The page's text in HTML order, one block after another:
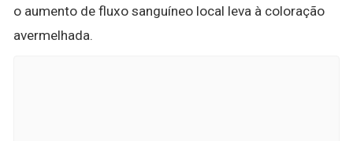
o aumento de fluxo sanguíneo local leva à coloração
avermelhada.